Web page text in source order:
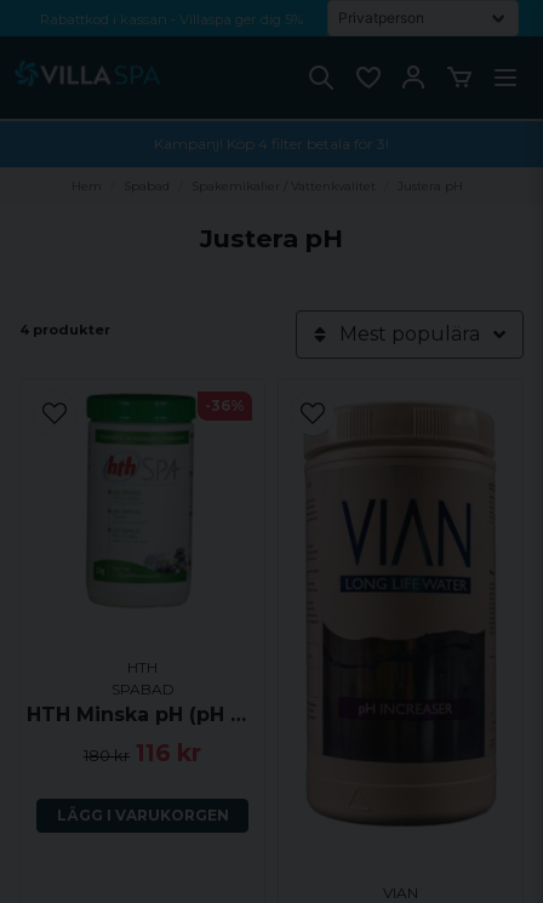
Rabattkod i kassan - Villaspa ger dig 5%
Kampanj! Köp 4 filter betala för 3!
Hem Spabad Spakemikalier / Vattenkvalitet Justera pH
Justera pH
4 produkter Mest populära
HTH
SPABAD
HTH Minska pH (pH minus) 2kg
180 kr 116 kr
LÄGG I VARUKORGEN
-36%
VIAN